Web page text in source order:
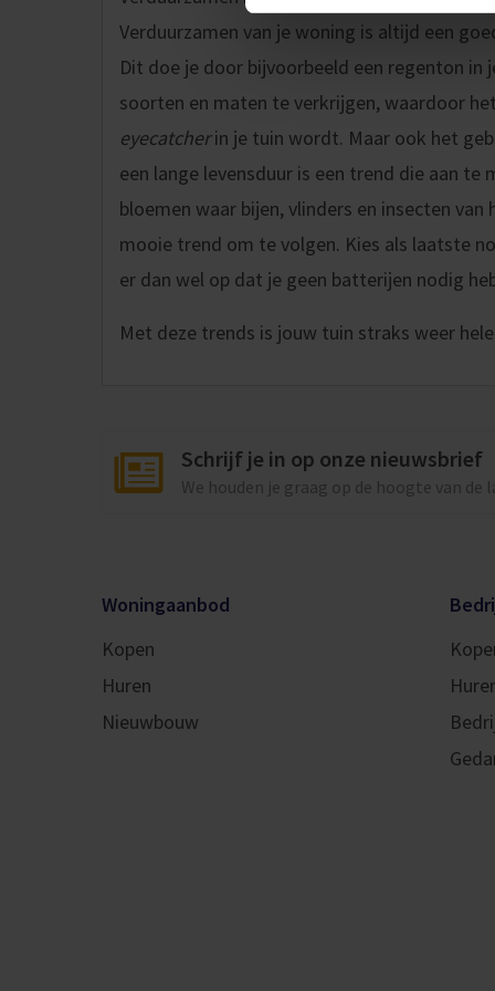
Verduurzamen van je woning is altijd een
Dit doe je door bijvoorbeeld een regenton in
soorten en maten te verkrijgen, waardoor
eyecatcherin je tuin wordt. Maar ook het
een lange levensduur is een trend die aan
bloemen waar bijen, vlinders en insecten
mooie trend om te volgen. Kies als laatste
er dan wel op dat je geen batterijen nodig
Met deze trends is jouw tuin straks weer
Schrijf je in op onze nieuwsbrief
We houden je graag op de hoogte van
Woningaanbod
Kopen
Huren
Nieuwbouw